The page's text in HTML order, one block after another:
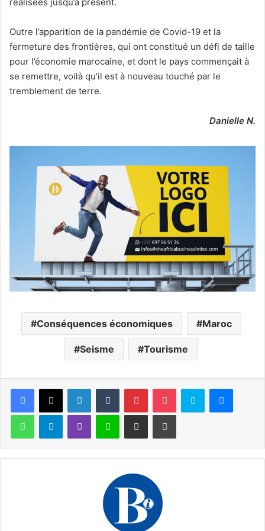
Outre l’apparition de la pandémie de Covid-19 et la
fermeture des frontières, qui ont constitué un défi de taille
pour l’économie marocaine, et dont le pays commençait à
se remettre, voilà qu’il est à nouveau touché par le
tremblement de terre.
Danielle N.
Conséquences économiques Maroc
Seisme Tourisme
Facebook
X LinkedinTumblr PinterestPocket Skype
WhatsAppTelegramViber Ligne Partager par email Imprimer